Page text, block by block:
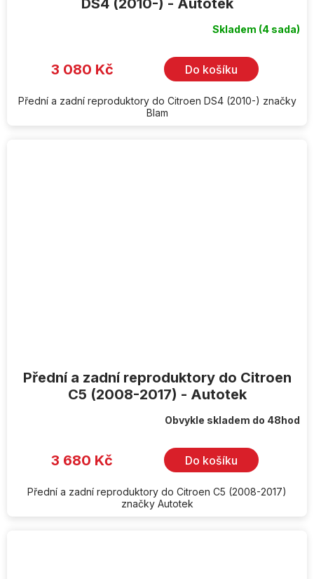
DS4 (2010-) - Autotek
Skladem (4 sada)
3 080 Kč Do košíku
Přední a zadní reproduktory do Citroen DS4 (2010-) značky
Blam
Přední a zadní reproduktory do Citroen
C5 (2008-2017) - Autotek
Obvykle skladem do 48hod
3 680 Kč Do košíku
Přední a zadní reproduktory do Citroen C5 (2008-2017)
značky Autotek